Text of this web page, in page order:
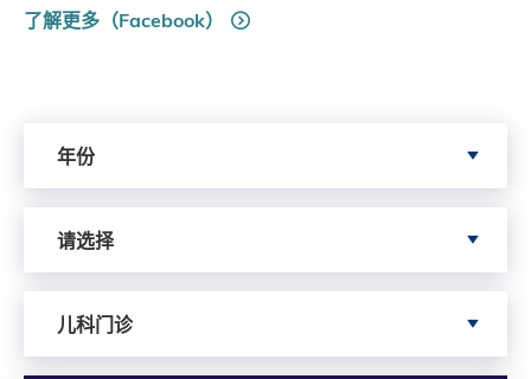
了解更多（Facebook）
年份
请选择
儿科门诊